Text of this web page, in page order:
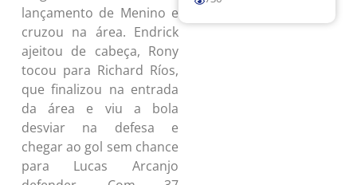
lançamento de Menino e
cruzou na área. Endrick
ajeitou de cabeça, Rony
tocou para Richard Ríos,
que finalizou na entrada
da área e viu a bola
desviar na defesa e
chegar ao gol sem chance
para Lucas Arcanjo